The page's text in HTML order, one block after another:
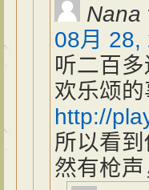
Nana
08月 28,
听二百
欢乐颂
http://
所以看
然有枪